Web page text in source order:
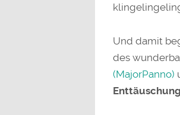
Und damit
des
(MajorPanno)